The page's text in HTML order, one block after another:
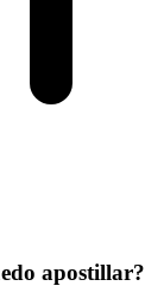
apostillar?